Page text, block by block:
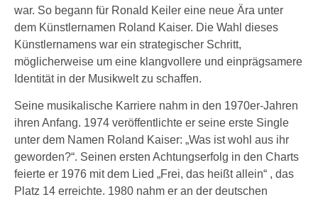
war. So begann für Ronald Keiler eine neue Ära unter
dem Künstlernamen Roland Kaiser. Die Wahl dieses
Künstlernamens war ein strategischer Schritt,
möglicherweise um eine klangvollere und einprägsamere
Identität in der Musikwelt zu schaffen.
Seine musikalische Karriere nahm in den 1970er-Jahren
ihren Anfang. 1974 veröffentlichte er seine erste Single
unter dem Namen Roland Kaiser: „Was ist wohl aus ihr
geworden?“. Seinen ersten Achtungserfolg in den Charts
feierte er 1976 mit dem Lied „Frei, das heißt allein“ , das
Platz 14 erreichte. 1980 nahm er an der deutschen